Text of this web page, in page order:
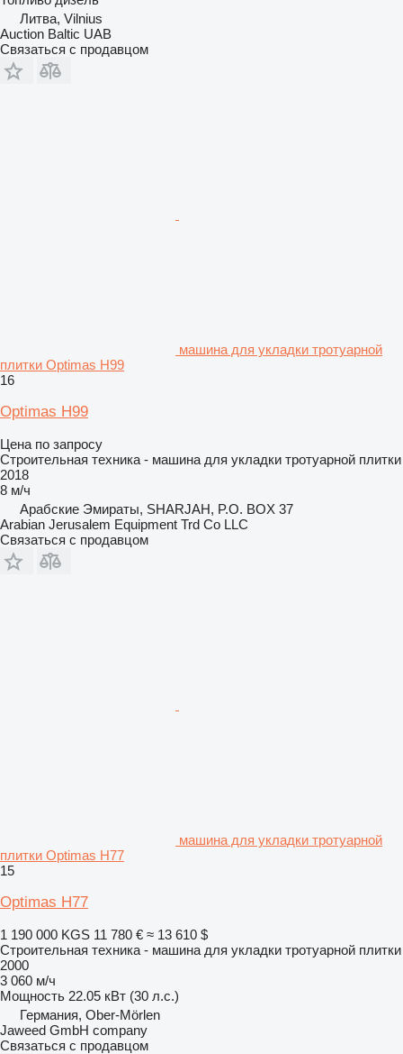
Литва, Vilnius
Auction Baltic UAB
Связаться с продавцом
машина для укладки тротуарной
плитки Optimas H99
16
Optimas H99
Цена по запросу
Строительная техника - машина для укладки тротуарной плитки
2018
8 м/ч
Арабские Эмираты, SHARJAH, P.O. BOX 37
Arabian Jerusalem Equipment Trd Co LLC
Связаться с продавцом
машина для укладки тротуарной
плитки Optimas H77
15
Optimas H77
1 190 000 KGS 11 780 € ≈ 13 610 $
Строительная техника - машина для укладки тротуарной плитки
2000
3 060 м/ч
Мощность 22.05 кВт (30 л.с.)
Германия, Ober-Mörlen
Jaweed GmbH company
Связаться с продавцом